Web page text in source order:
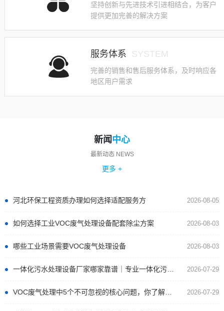
坚持创新与先进技术引进相结合，为客户
提供更加完善的解决方案
服务体系 SYSTEM
完善的销售和售后服务体系，及时响应各
地区用户需求
新闻 中心
最新动态 NEWS
更多 +
河北环保工程资质办理如何选择适配服务方 2026-08-05
如何选择工业VOC废气处理设备配套除尘方案 2026-08-03
哪些工业场景需要VOC废气处理设备 2026-08-03
2026-07-29
2026-07-29